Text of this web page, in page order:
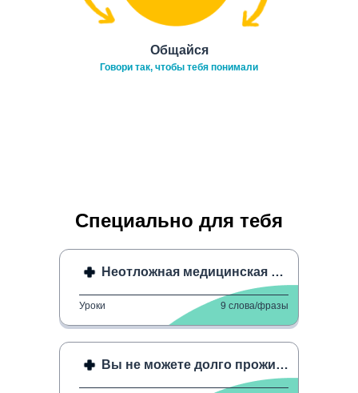
Общайся
Говори так, чтобы тебя понимали
Специально для тебя
Неотложная медицинская помощь 2
Уроки 9 слова/фразы
Вы не можете долго прожить без ○○